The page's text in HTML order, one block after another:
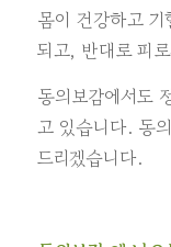
몸이 건강하고
되고, 반대로 피
동의보감에서도
고 있습니다. 동
드리겠습니다.